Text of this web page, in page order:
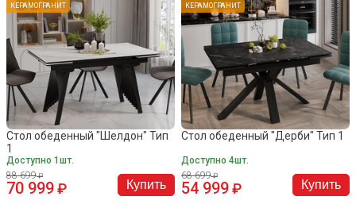
КЕРАМОГРАНИТ
Стол обеденный "Шелдон" Тип
1
Доступно 1шт.
88 699
70 999 Купить
КЕРАМОГРАНИТ
Стол обеденный "Дерби" Тип 1
Доступно 4шт.
68 699
54 999 Купить